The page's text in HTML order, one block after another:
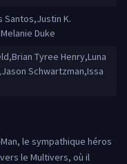
Santos,Justin K.
Duke
Tyree Henry,Luna
Schwartzman,Issa
le sympathique héros
le Multivers, où il